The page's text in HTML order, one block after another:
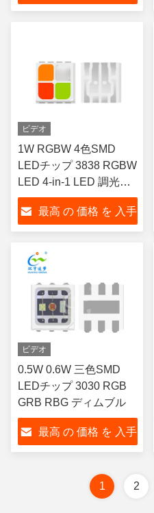
ペクトル SMD スマート
ビデオ
1W RGBW 4色SMD
LEDチップ 3838 RGBW
LED 4-in-1 LED 調光可
能 フルカラーギャザム
スペクトルSMD LEDス
トリップライト用 アン
Bridgelux類似
最高 の 価格 を 入手
ビデオ
0.5W 0.6W 三色SMD
LEDチップ 3030 RGB
GRB RBG ディムブル
最高 の 価格 を 入手
1 2